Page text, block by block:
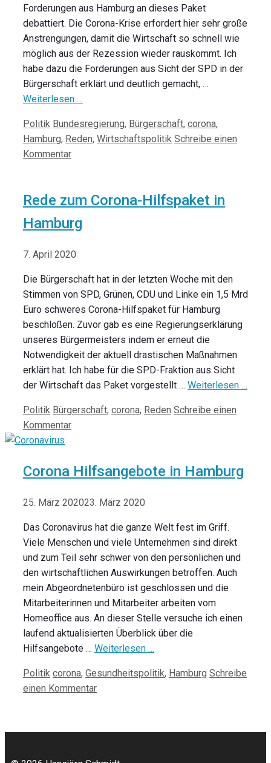
Forderungen aus Hamburg an dieses Paket
debattiert. Die Corona-Krise erfordert hier sehr große
Anstrengungen, damit die Wirtschaft so schnell wie
möglich aus der Rezession wieder rauskommt. Ich
habe dazu die Forderungen aus Sicht der SPD in der
Bürgerschaft erklärt und deutlich gemacht, …
Weiterlesen …
Kategorien
Politik Schlagwörter
Bundesregierung, Bürgerschaft, corona,
Hamburg, Reden, Wirtschaftspolitik Schreibe einen
Kommentar
Rede zum Corona-Hilfspaket in
Hamburg
7. April 2020
Die Bürgerschaft hat in der letzten Woche mit den
Stimmen von SPD, Grünen, CDU und Linke ein 1,5 Mrd
Euro schweres Corona-Hilfspaket für Hamburg
beschloßen. Zuvor gab es eine Regierungserklärung
unseres Bürgermeisters indem er erneut die
Notwendigkeit der aktuell drastischen Maßnahmen
erklärt hat. Ich habe für die SPD-Fraktion aus Sicht
der Wirtschaft das Paket vorgestellt … Weiterlesen …
Kategorien
Politik Schlagwörter
Bürgerschaft, corona, Reden Schreibe einen
Kommentar
Corona Hilfsangebote in Hamburg
25. März 202023. März 2020
Das Coronavirus hat die ganze Welt fest im Griff.
Viele Menschen und viele Unternehmen sind direkt
und zum Teil sehr schwer von den persönlichen und
den wirtschaftlichen Auswirkungen betroffen. Auch
mein Abgeordnetenbüro ist geschlossen und die
Mitarbeiterinnen und Mitarbeiter arbeiten vom
Homeoffice aus. An dieser Stelle versuche ich einen
laufend aktualisierten Überblick über die
Hilfsangebote … Weiterlesen …
Kategorien
Politik Schlagwörter
corona, Gesundheitspolitik, Hamburg Schreibe
einen Kommentar